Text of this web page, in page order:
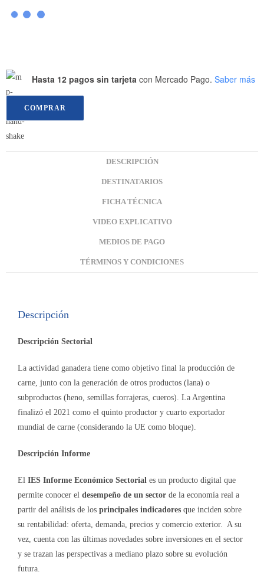
Hasta 12 pagos sin tarjeta con Mercado Pago. Saber más
COMPRAR
DESCRIPCIÓN
DESTINATARIOS
FICHA TÉCNICA
VIDEO EXPLICATIVO
MEDIOS DE PAGO
TÉRMINOS Y CONDICIONES
Descripción
Descripción Sectorial
La actividad ganadera tiene como objetivo final la producción de
carne, junto con la generación de otros productos (lana) o
subproductos (heno, semillas forrajeras, cueros). La Argentina
finalizó el 2021 como el quinto productor y cuarto exportador
mundial de carne (considerando la UE como bloque).
Descripción Informe
El IES Informe Económico Sectorial es un producto digital que
permite conocer el desempeño de un sector de la economía real a
partir del análisis de los principales indicadores que inciden sobre
su rentabilidad: oferta, demanda, precios y comercio exterior. A su
vez, cuenta con las últimas novedades sobre inversiones en el sector
y se trazan las perspectivas a mediano plazo sobre su evolución
futura.